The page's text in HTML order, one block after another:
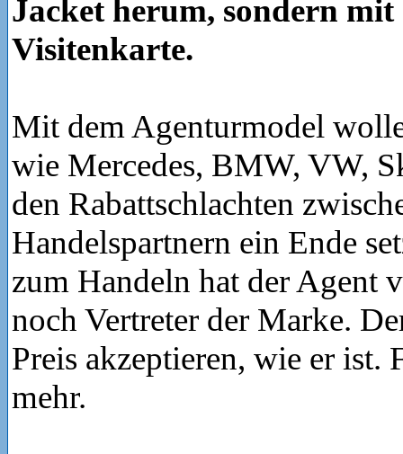
Jacket herum, sondern
Visitenkarte.
Mit dem Agenturmodel
wie Mercedes, BMW, VW,
den Rabattschlachten
Handelspartnern ein Ende
zum Handeln hat der Agent
noch Vertreter der Marke.
Preis akzeptieren, wie er ist.
mehr.